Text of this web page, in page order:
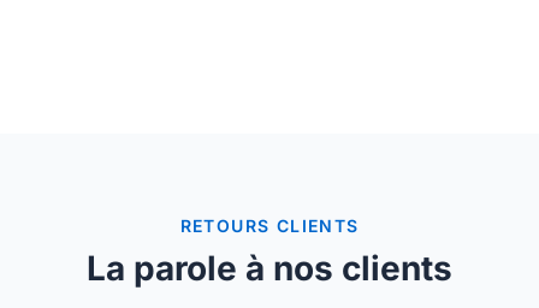
RETOURS CLIENTS
La parole à nos clients